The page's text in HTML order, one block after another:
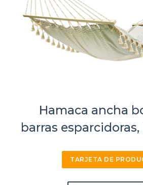
Hamaca ancha
barras esparcidoras,
TARJETA DE